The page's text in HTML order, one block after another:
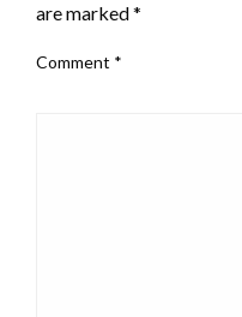
are marked*
Comment *